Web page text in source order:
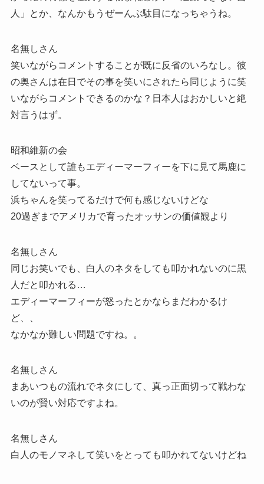
人」とか、なんかもうぜーんぶ駄目になっちゃうね。
名無しさん
笑いながらコメントすることが既に反省のいろなし。彼
の奥さんは在日でその事を笑いにされたら同じように笑
いながらコメントできるのかな？日本人はおかしいと絶
対言うはず。
昭和維新の会
ベースとして誰もエディーマーフィーを下に見て馬鹿に
してないって事。
浜ちゃんを笑ってるだけで何も感じないけどな
20過ぎまでアメリカで育ったオッサンの価値観より
名無しさん
同じお笑いでも、白人のネタをしても叩かれないのに黒
人だと叩かれる…
エディーマーフィーが怒ったとかならまだわかるけ
ど、、
なかなか難しい問題ですね。。
名無しさん
まあいつもの流れでネタにして、真っ正面切って戦わな
いのが賢い対応ですよね。
名無しさん
白人のモノマネして笑いをとっても叩かれてないけどね